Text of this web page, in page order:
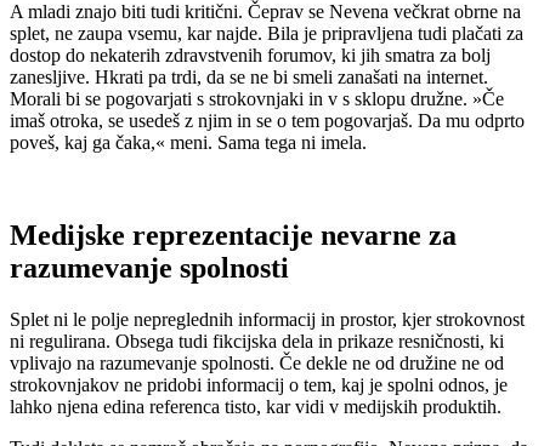
A mladi znajo biti tudi kritični. Čeprav se Nevena večkrat obrne na
splet, ne zaupa vsemu, kar najde. Bila je pripravljena tudi plačati za
dostop do nekaterih zdravstvenih forumov, ki jih smatra za bolj
zanesljive. Hkrati pa trdi, da se ne bi smeli zanašati na internet.
Morali bi se pogovarjati s strokovnjaki in v s sklopu družne. »Če
imaš otroka, se usedeš z njim in se o tem pogovarjaš. Da mu odprto
poveš, kaj ga čaka,« meni. Sama tega ni imela.
Medijske reprezentacije nevarne za
razumevanje spolnosti
Splet ni le polje nepreglednih informacij in prostor, kjer strokovnost
ni regulirana. Obsega tudi fikcijska dela in prikaze resničnosti, ki
vplivajo na razumevanje spolnosti. Če dekle ne od družine ne od
strokovnjakov ne pridobi informacij o tem, kaj je spolni odnos, je
lahko njena edina referenca tisto, kar vidi v medijskih produktih.